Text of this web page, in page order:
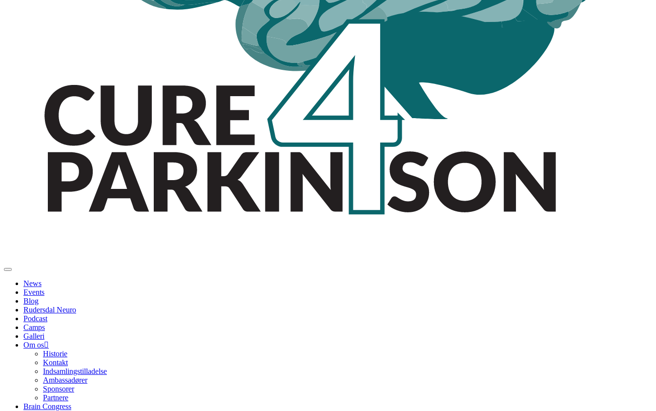
News
Events
Blog
Rudersdal Neuro
Podcast
Camps
Galleri
Om os
Historie
Kontakt
Indsamlingstilladelse
Ambassadører
Sponsorer
Partnere
Brain Congress